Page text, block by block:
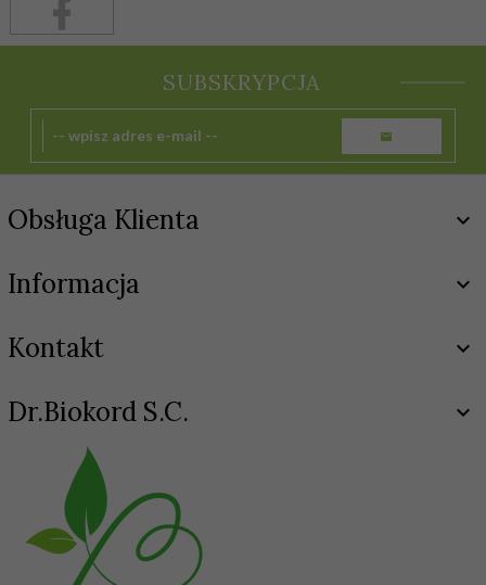
SUBSKRYPCJA
Obsługa Klienta
Informacja
Kontakt
Dr.Biokord S.C.